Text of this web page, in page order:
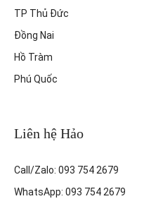
TP Thủ Đức
Đồng Nai
Hồ Tràm
Phú Quốc
Liên hệ Hảo
Call/Zalo: 093 754 2679
WhatsApp: 093 754 2679